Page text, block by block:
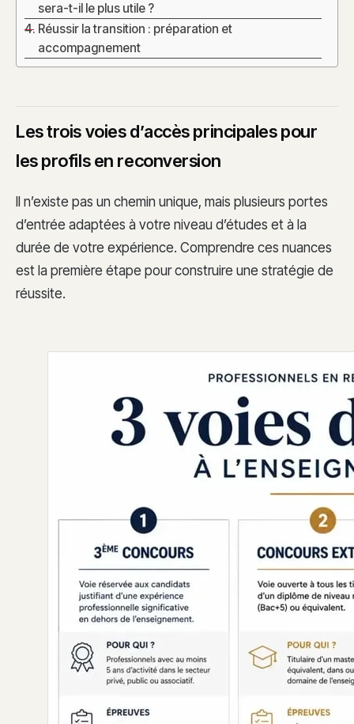
sera-t-il le plus utile ?
Réussir la transition : préparation et
accompagnement
Les trois voies d’accès principales pour
les profils en reconversion
Il n’existe pas un chemin unique, mais plusieurs portes
d’entrée adaptées à votre niveau d’études et à la
durée de votre expérience. Comprendre ces nuances
est la première étape pour construire une stratégie de
réussite.